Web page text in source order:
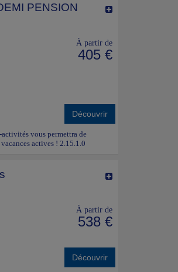
PENSION
À partir de
405 €
Découvrir
vous permettra de
actives ! 2.15.1.0
À partir de
538 €
Découvrir